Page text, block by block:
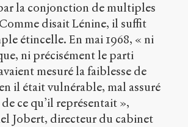
la conjonction de multiples
disait Lénine, il suffit
étincelle. En mai 1968, « ni
ni précisément le parti
mesuré la faiblesse de
il était vulnérable, mal assuré
ce qu’il représentait »,
Jobert, directeur du cabinet